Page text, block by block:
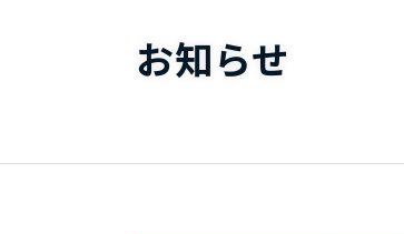
お知らせ